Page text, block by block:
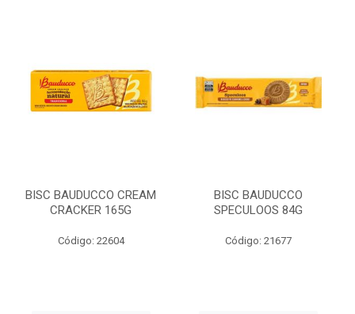
BISC BAUDUCCO CREAM
CRACKER 165G
Código: 22604
BISC BAUDUCCO
SPECULOOS 84G
Código: 21677